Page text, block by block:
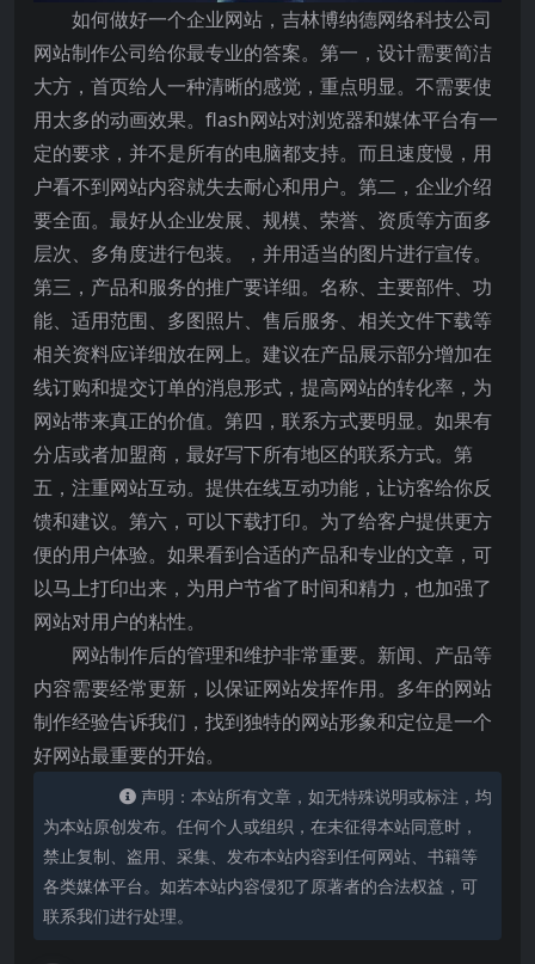
如何做好一个企业网站，吉林博纳德网络科技公司
网站制作公司给你最专业的答案。第一，设计需要简洁
大方，首页给人一种清晰的感觉，重点明显。不需要使
用太多的动画效果。flash网站对浏览器和媒体平台有一
定的要求，并不是所有的电脑都支持。而且速度慢，用
户看不到网站内容就失去耐心和用户。第二，企业介绍
要全面。最好从企业发展、规模、荣誉、资质等方面多
层次、多角度进行包装。，并用适当的图片进行宣传。
第三，产品和服务的推广要详细。名称、主要部件、功
能、适用范围、多图照片、售后服务、相关文件下载等
相关资料应详细放在网上。建议在产品展示部分增加在
线订购和提交订单的消息形式，提高网站的转化率，为
网站带来真正的价值。第四，联系方式要明显。如果有
分店或者加盟商，最好写下所有地区的联系方式。第
五，注重网站互动。提供在线互动功能，让访客给你反
馈和建议。第六，可以下载打印。为了给客户提供更方
便的用户体验。如果看到合适的产品和专业的文章，可
以马上打印出来，为用户节省了时间和精力，也加强了
网站对用户的粘性。
网站制作后的管理和维护非常重要。新闻、产品等
内容需要经常更新，以保证网站发挥作用。多年的网站
制作经验告诉我们，找到独特的网站形象和定位是一个
好网站最重要的开始。
声明：本站所有文章，如无特殊说明或标注，均
为本站原创发布。任何个人或组织，在未征得本站同意时，
禁止复制、盗用、采集、发布本站内容到任何网站、书籍等
各类媒体平台。如若本站内容侵犯了原著者的合法权益，可
联系我们进行处理。